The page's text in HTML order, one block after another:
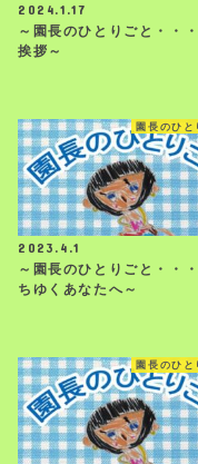
2024.1.17
～園長のひとりごと・・
挨拶～
園長のひと
2023.4.1
～園長のひとりごと・・
ちゆくあなたへ～
園長のひと